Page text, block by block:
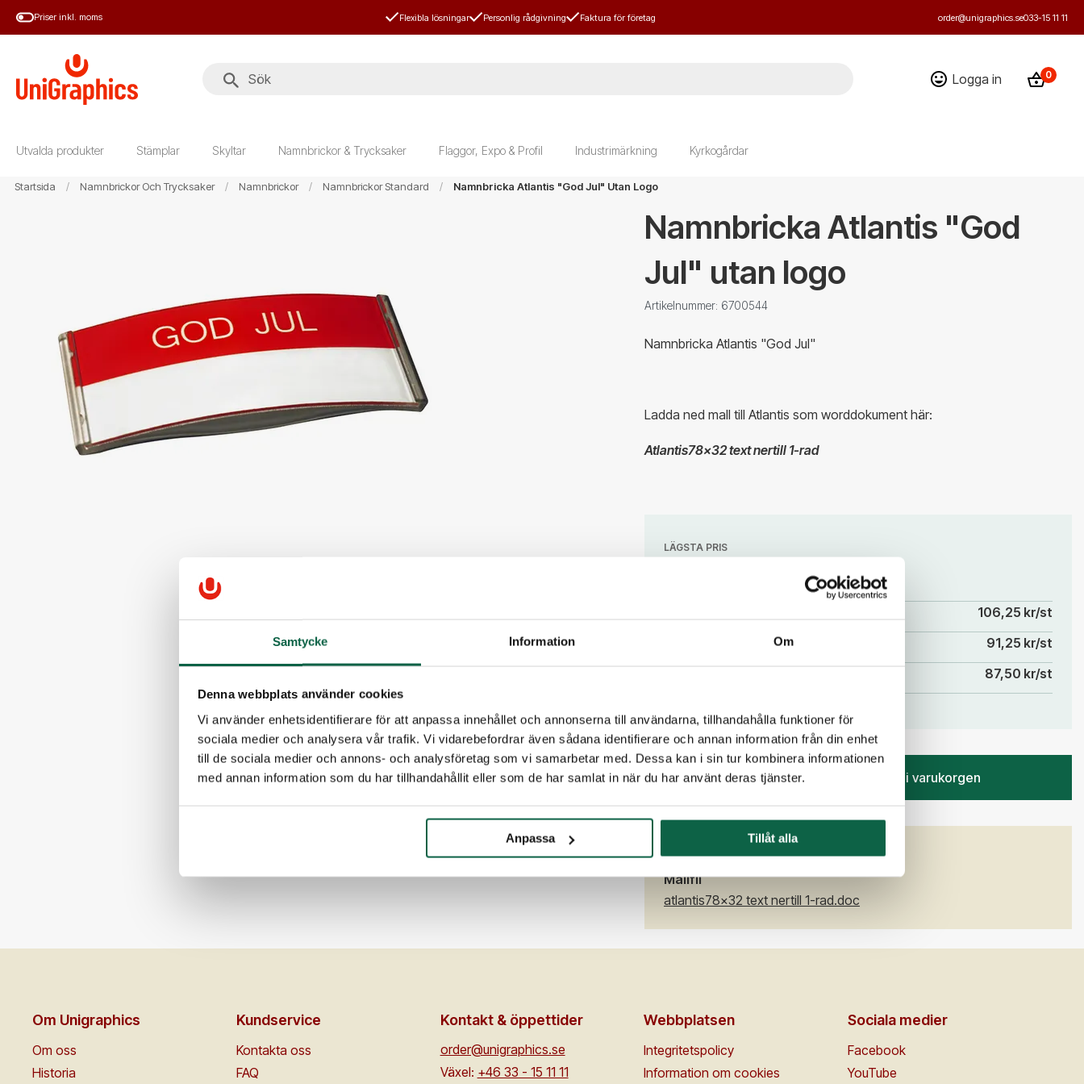
Samtycke Information Om
Denna webbplats använder cookies
Vi använder enhetsidentifierare för att anpassa innehållet och annonserna till användarna, tillhandahålla funktioner för
sociala medier och analysera vår trafik. Vi vidarebefordrar även sådana identifierare och annan information från din enhet
till de sociala medier och annons- och analysföretag som vi samarbetar med. Dessa kan i sin tur kombinera informationen
med annan information som du har tillhandahållit eller som de har samlat in när du har använt deras tjänster.
Anpassa Tillåt alla
HoppaPriser inkl. moms Flexibla lösningar Personlig rådgivning Faktura för företag order@unigraphics.se033-15 11 11
Logga in 0
Utvalda produkter Stämplar Skyltar Namnbrickor & Trycksaker Flaggor, Expo & Profil Industrimärkning Kyrkogårdar
Startsida Namnbrickor Och Trycksaker Namnbrickor Namnbrickor Standard Namnbricka Atlantis "God Jul" Utan Logo
Namnbricka Atlantis "God
Jul" utan logo
Artikelnummer: 6700544
Namnbricka Atlantis "God Jul"
Ladda ned mall till Atlantis som worddokument här:
Atlantis78x32 text nertill 1-rad
LÄGSTA PRIS
106,25 kr/st
91,25 kr/st
87,50 kr/st
Antal
Lägg i varukorgen
Mallfil
atlantis78x32 text nertill 1-rad.doc
Om Unigraphics
Om oss
Historia
Kundservice
Kontakta oss
FAQ
Kontakt & öppettider
order@unigraphics.se
Växel: +46 33 - 15 11 11
Webbplatsen
Integritetspolicy
Information om cookies
Sociala medier
Facebook
YouTube